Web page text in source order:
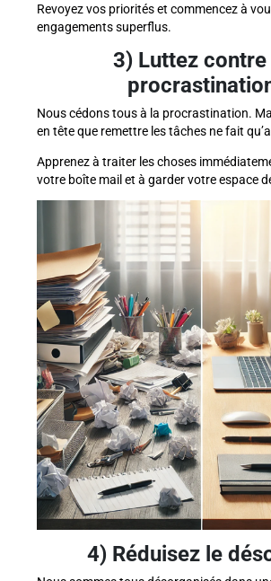
Revoyez vos priorités et commencez à
engagements superflus.
3) Luttez contre
Nous cédons tous à la procrastination.
en tête que remettre les tâches ne fait
Apprenez à traiter les choses
votre boîte mail et à garder votre espace
4) Réduisez le